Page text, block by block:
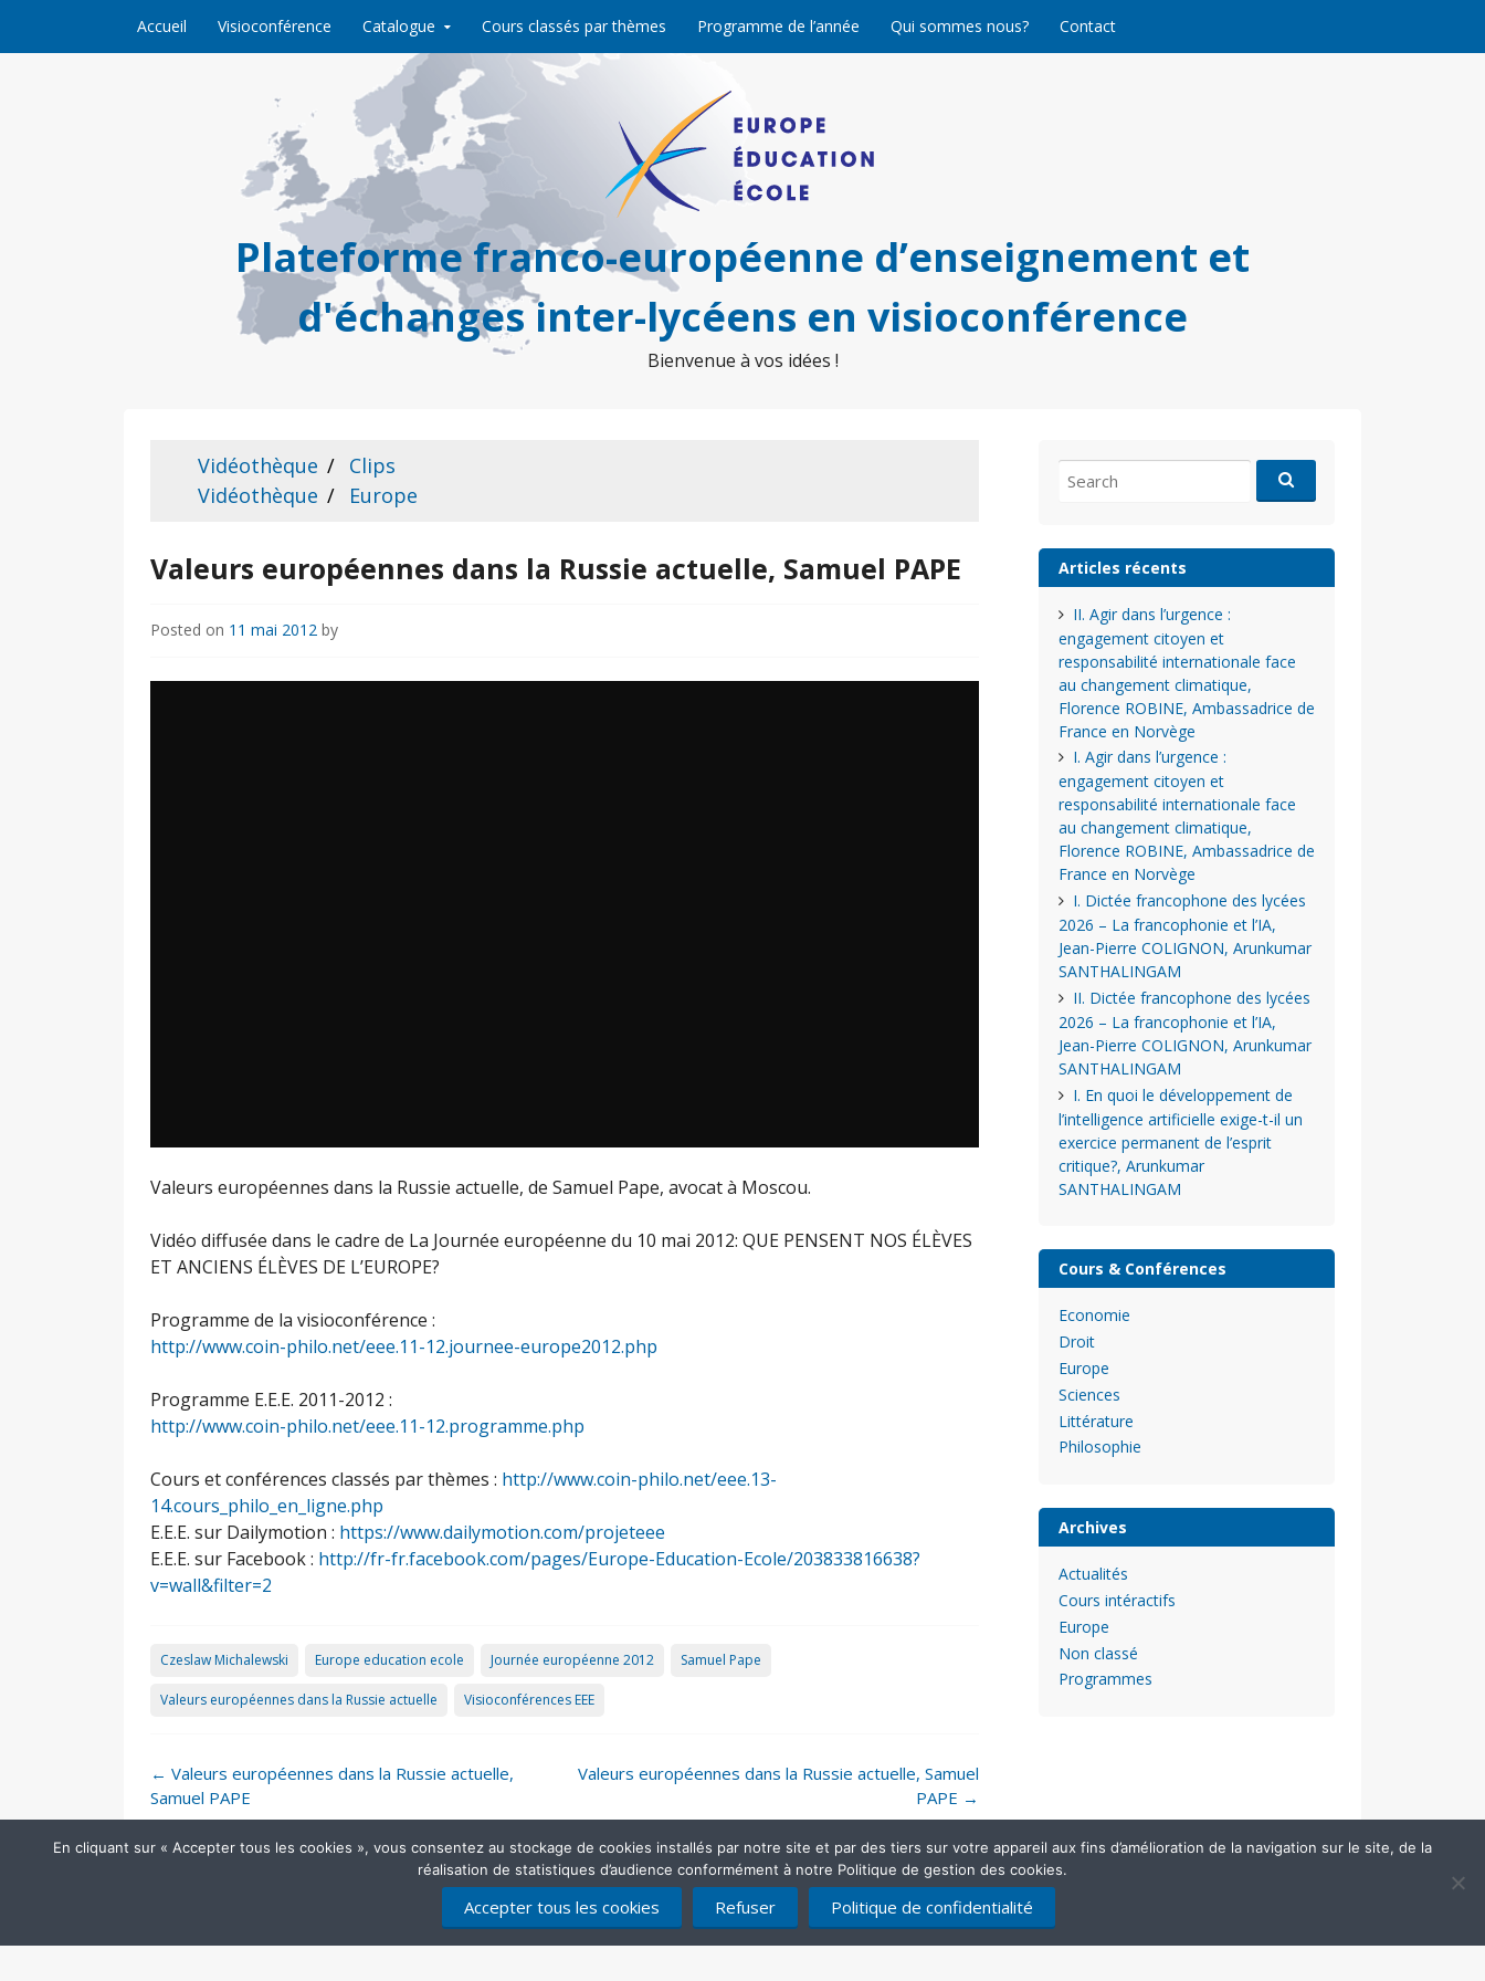
Accueil Visioconférence Catalogue Cours classés par thèmes Programme de l’année Qui sommes nous? Contact
Plateforme franco-européenne d’enseignement et
d'échanges inter-lycéens en visioconférence
Bienvenue à vos idées !
Vidéothèque
Clips
Vidéothèque
Europe
Valeurs européennes dans la Russie actuelle, Samuel PAPE
Posted on 11 mai 2012 by
Valeurs européennes dans la Russie actuelle, de Samuel Pape, avocat à Moscou.
Vidéo diffusée dans le cadre de La Journée européenne du 10 mai 2012: QUE PENSENT NOS ÉLÈVES
ET ANCIENS ÉLÈVES DE L’EUROPE?
Programme de la visioconférence :
http://www.coin-philo.net/eee.11-12.journee-europe2012.php
Programme E.E.E. 2011-2012 :
http://www.coin-philo.net/eee.11-12.programme.php
Cours et conférences classés par thèmes : http://www.coin-philo.net/eee.13-
14.cours_philo_en_ligne.php
E.E.E. sur Dailymotion : https://www.dailymotion.com/projeteee
E.E.E. sur Facebook : http://fr-fr.facebook.com/pages/Europe-Education-Ecole/203833816638?
v=wall&filter=2
Czeslaw Michalewski Europe education ecole Journée européenne 2012 Samuel Pape
Valeurs européennes dans la Russie actuelle Visioconférences EEE
Post
navigation
← Valeurs européennes dans la Russie actuelle,
Samuel PAPE
Valeurs européennes dans la Russie actuelle, Samuel
PAPE →
for:
Articles récents
II. Agir dans l’urgence :
engagement citoyen et
responsabilité internationale face
au changement climatique,
Florence ROBINE, Ambassadrice de
France en Norvège
I. Agir dans l’urgence :
engagement citoyen et
responsabilité internationale face
au changement climatique,
Florence ROBINE, Ambassadrice de
France en Norvège
I. Dictée francophone des lycées
2026 – La francophonie et l’IA,
Jean-Pierre COLIGNON, Arunkumar
SANTHALINGAM
II. Dictée francophone des lycées
2026 – La francophonie et l’IA,
Jean-Pierre COLIGNON, Arunkumar
SANTHALINGAM
I. En quoi le développement de
l’intelligence artificielle exige-t-il un
exercice permanent de l’esprit
critique?, Arunkumar
SANTHALINGAM
Cours & Conférences
Economie
Droit
Europe
Sciences
Littérature
Philosophie
Archives
Actualités
Cours intéractifs
Europe
Non classé
Programmes
En cliquant sur « Accepter tous les cookies », vous consentez au stockage de cookies installés par notre site et par des tiers sur votre appareil aux fins d’amélioration de la navigation sur le site, de la
réalisation de statistiques d’audience conformément à notre Politique de gestion des cookies.
Accepter tous les cookies Refuser Politique de confidentialité